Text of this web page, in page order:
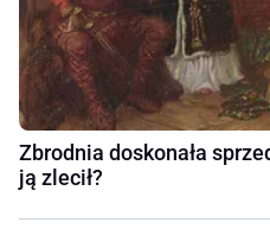
Zbrodnia doskonała
ją zlecił?